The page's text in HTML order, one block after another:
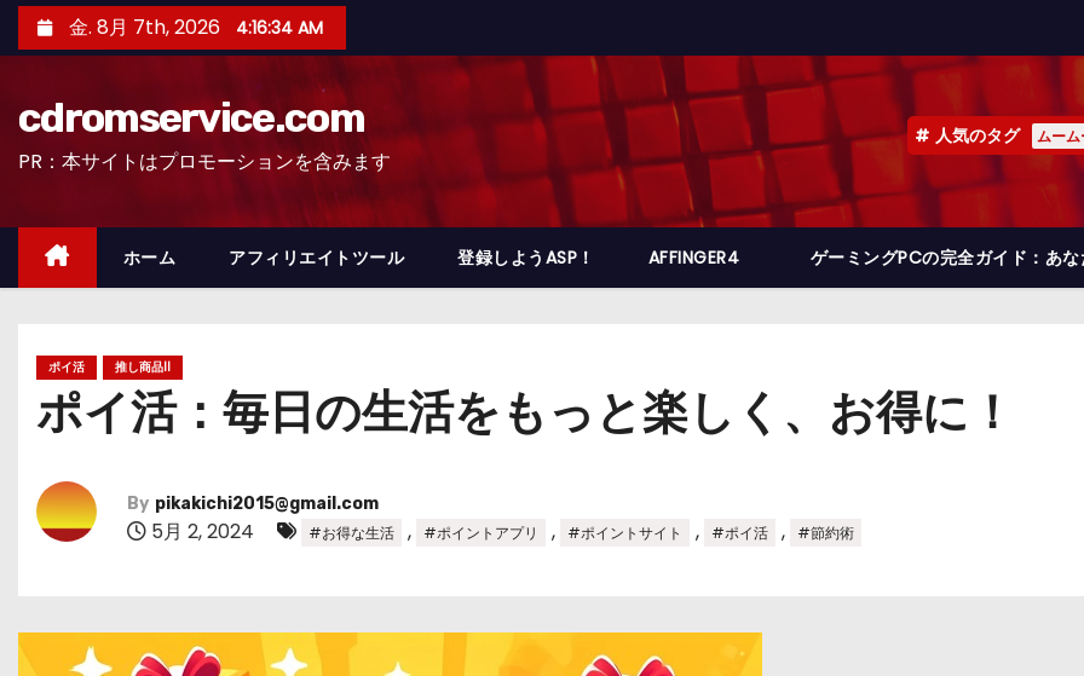
ン
ッ
金. 8月 7th, 2026 4:16:36 AM
cdromservice.com
PR：本サイトはプロモーションを含みます
人気のタグ ムー
ホーム アフィリエイトツール 登録しようASP！ AFFINGER4 ゲーミングPCの完全ガイド：あ
ポイ活 推し商品II
ポイ活：毎日の生活をもっと楽しく、お得に！
By pikakichi2015@gmail.com
5月 2, 2024 #お得な生活 , #ポイントアプリ , #ポイントサイト , #ポイ活 , #節約術